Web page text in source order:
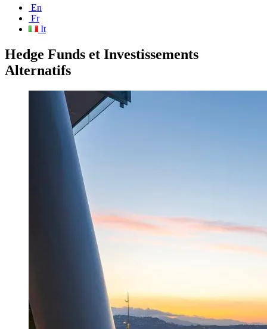
En
Fr
It
Hedge Funds et Investissements
Alternatifs